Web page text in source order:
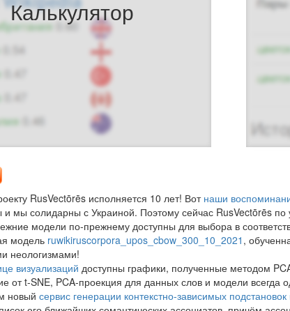
Калькулятор
RusVectōrēs исполняется 10 лет! Вот наши
мы солидарны с Украиной. Поэтому сейчас RusVectōrēs
модели по-прежнему доступны для выбора в
модель ruwikiruscorpora_upos_cbow_300_10_2021 ,
неологизмами!
визуализаций доступны графики, полученные методом
от t-SNE, PCA-проекция для данных слов и модели
новый сервис генерации контекстно-зависимых